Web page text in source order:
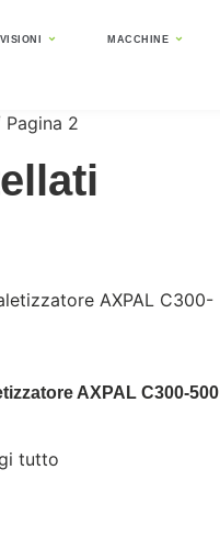
MACCHINE
Pagina 2
AXPAL C300-500
tutto